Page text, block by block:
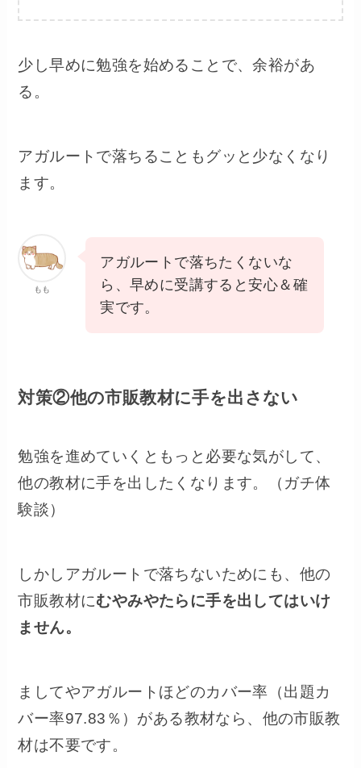
少し早めに勉強を始めることで、余裕があ
る。
アガルートで落ちることもグッと少なくなり
ます。
もも
アガルートで落ちたくないな
ら、早めに受講すると安心＆確
実です。
対策②他の市販教材に手を出さない
勉強を進めていくともっと必要な気がして、
他の教材に手を出したくなります。（ガチ体
験談）
しかしアガルートで落ちないためにも、他の
市販教材にむやみやたらに手を出してはいけ
ません。
ましてやアガルートほどのカバー率（出題カ
バー率97.83％）がある教材なら、他の市販教
材は不要です。